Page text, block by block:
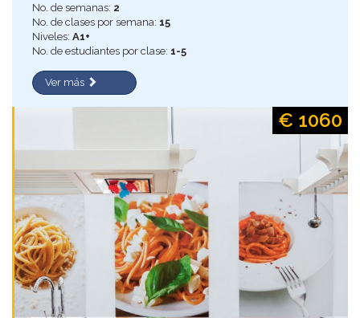
No. de semanas: 2
No. de clases por semana: 15
Niveles: A1+
No. de estudiantes por clase: 1-5
Ver más
€ 1060